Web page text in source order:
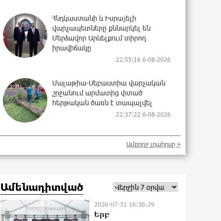
Հնդկաստանի և Իսրայելի
վարչապետները քննարկել են
Մերձավոր Արևելքում տիրող
իրավիճակը
22:55:16 6-08-2026
Մալաթիա-Սեբաստիա վարչական
շրջանում արմատից փտած
հերթական ծառն է տապալվել
22:37:22 6-08-2026
Իրանը և Օմանը պլանավորում են
8-ամյա Մոնթե Մուրադյանն ու
Սյունե Քոսակյանը հաղթահարել
Ամբողջ լրահոսը »
Ամենադիտված
2026-07-31 16:36:29
Երբ